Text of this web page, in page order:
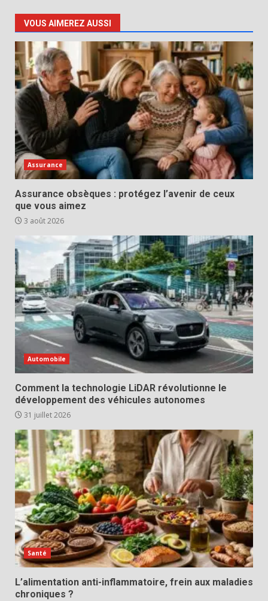
VOUS AIMEREZ AUSSI
Assurance
Assurance obsèques : protégez l’avenir de ceux
que vous aimez
3 août 2026
Automobile
Comment la technologie LiDAR révolutionne le
développement des véhicules autonomes
31 juillet 2026
Santé
L’alimentation anti-inflammatoire, frein aux maladies
chroniques ?